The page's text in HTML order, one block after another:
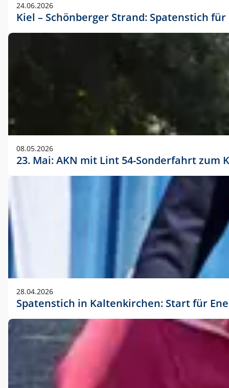
24.06.2026
Kiel – Schönberger Strand: Spatenstich
08.05.2026
23. Mai: AKN mit Lint 54-Sonderfahrt
28.04.2026
Spatenstich in Kaltenkirchen: Start für